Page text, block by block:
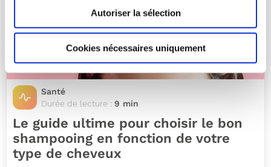
Autoriser la sélection
Cookies nécessaires uniquement
Santé
Durée de lecture : 9 min
Le guide ultime pour choisir le bon
shampooing en fonction de votre
type de cheveux